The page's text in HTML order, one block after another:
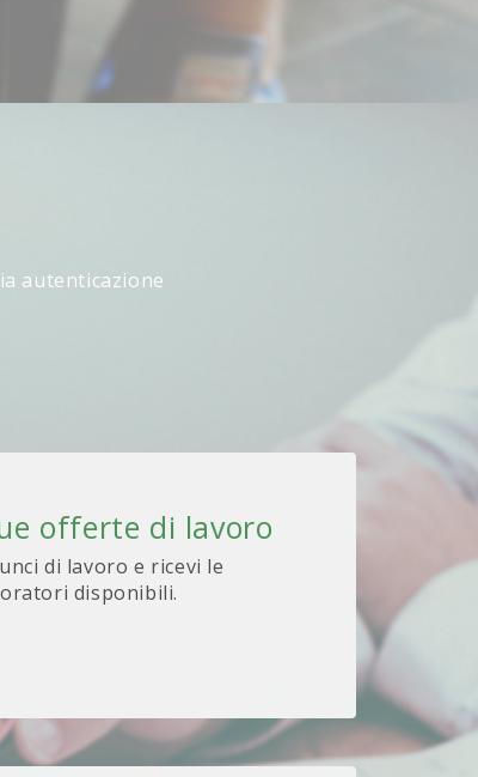
autenticazione
offerte di lavoro
di lavoro e ricevi le
disponibili.